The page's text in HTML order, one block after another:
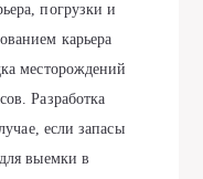
погрузки и
карьера
месторождений
Разработка
если запасы
выемки в